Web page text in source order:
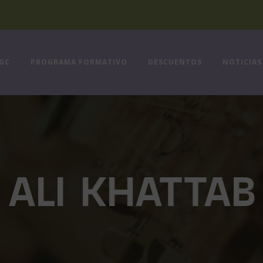
PROGRAMA FORMATIVO DESCUENTOS NOTICIAS
ALI KHATTAB